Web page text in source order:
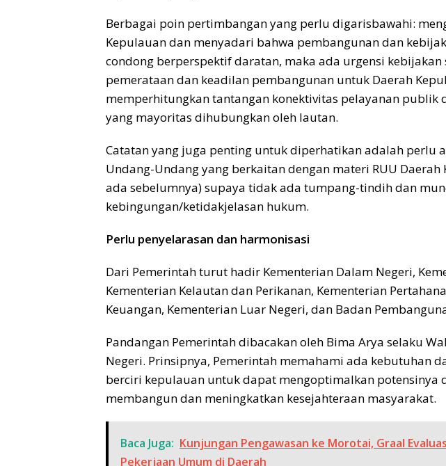
Berbagai poin pertimbangan yang perlu digarisbawahi:
Kepulauan dan menyadari bahwa pembangunan dan
condong berperspektif daratan, maka ada urgensi kebijakan
pemerataan dan keadilan pembangunan untuk Daerah
memperhitungkan tantangan konektivitas pelayanan publik
yang mayoritas dihubungkan oleh lautan.
Catatan yang juga penting untuk diperhatikan adalah perlu
Undang-Undang yang berkaitan dengan materi RUU Daerah
ada sebelumnya) supaya tidak ada tumpang-tindih dan
kebingungan/ketidakjelasan hukum.
Perlu penyelarasan dan harmonisasi
Dari Pemerintah turut hadir Kementerian Dalam Negeri,
Kementerian Kelautan dan Perikanan, Kementerian
Keuangan, Kementerian Luar Negeri, dan Badan
Pandangan Pemerintah dibacakan oleh Bima Arya selaku
Negeri. Prinsipnya, Pemerintah memahami ada kebutuhan
berciri kepulauan untuk dapat mengoptimalkan potensinya
membangun dan meningkatkan kesejahteraan masyarakat.
Baca Juga: Kunjungan Pengawasan ke Morotai, Graal
Pekerjaan Umum di Daerah